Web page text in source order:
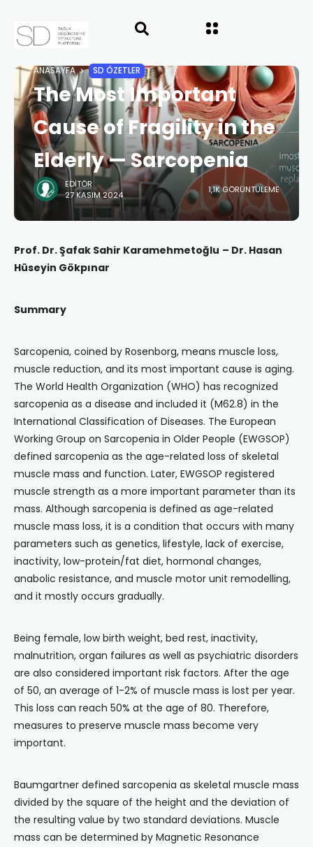
ANASAYFA SD ÖZETLER
The Most Important
Cause of Fragility in the
Elderly — Sarcopenia
EDITÖR
27 KASIM 2024
1,1K GÖRÜNTÜLEME
Prof. Dr. Şafak Sahir Karamehmetoğlu – Dr. Hasan
Hüseyin Gökpınar
Summary
Sarcopenia, coined by Rosenborg, means muscle loss,
muscle reduction, and its most important cause is aging.
The World Health Organization (WHO) has recognized
sarcopenia as a disease and included it (M62.8) in the
International Classification of Diseases. The European
Working Group on Sarcopenia in Older People (EWGSOP)
defined sarcopenia as the age-related loss of skeletal
muscle mass and function. Later, EWGSOP registered
muscle strength as a more important parameter than its
mass. Although sarcopenia is defined as age-related
muscle mass loss, it is a condition that occurs with many
parameters such as genetics, lifestyle, lack of exercise,
inactivity, low-protein/fat diet, hormonal changes,
anabolic resistance, and muscle motor unit remodelling,
and it mostly occurs gradually.
Being female, low birth weight, bed rest, inactivity,
malnutrition, organ failures as well as psychiatric disorders
are also considered important risk factors. After the age
of 50, an average of 1-2% of muscle mass is lost per year.
This loss can reach 50% at the age of 80. Therefore,
measures to preserve muscle mass become very
important.
Baumgartner defined sarcopenia as skeletal muscle mass
divided by the square of the height and the deviation of
the resulting value by two standard deviations. Muscle
mass can be determined by Magnetic Resonance